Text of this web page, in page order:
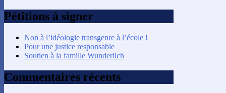
Pétitions à signer
Non à l’idéologie transgenre à l’école !
Pour une justice responsable
Soutien à la famille Wunderlich
Commentaires récents